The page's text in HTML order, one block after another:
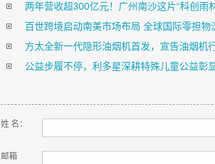
两年营收超300亿元！广州南沙这片“科创雨
百世跨境启动南美市场布局 全球国际零担物
方太全新一代隐形油烟机首发，宣告油烟机
公益步履不停，利多星深耕特殊儿童公益彰
姓 名：
邮箱